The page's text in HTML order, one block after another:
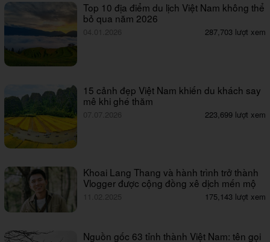
Top 10 địa điểm du lịch Việt Nam không thể
bỏ qua năm 2026
04.01.2026 287,703 lượt xem
15 cảnh đẹp Việt Nam khiến du khách say
mê khi ghé thăm
07.07.2026 223,699 lượt xem
Khoai Lang Thang và hành trình trở thành
Vlogger được cộng đồng xê dịch mến mộ
11.02.2025 175,143 lượt xem
Nguồn gốc 63 tỉnh thành Việt Nam: tên gọi